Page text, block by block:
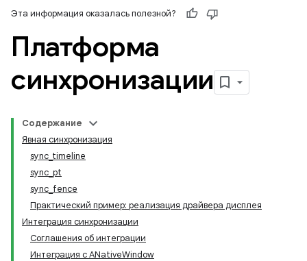
Эта информация оказалась полезной?
Платформа
синхронизации
Содержание
Явная синхронизация
sync_timeline
sync_pt
sync_fence
Практический пример: реализация драйвера дисплея
Интеграция синхронизации
Соглашения об интеграции
Интеграция с ANativeWindow